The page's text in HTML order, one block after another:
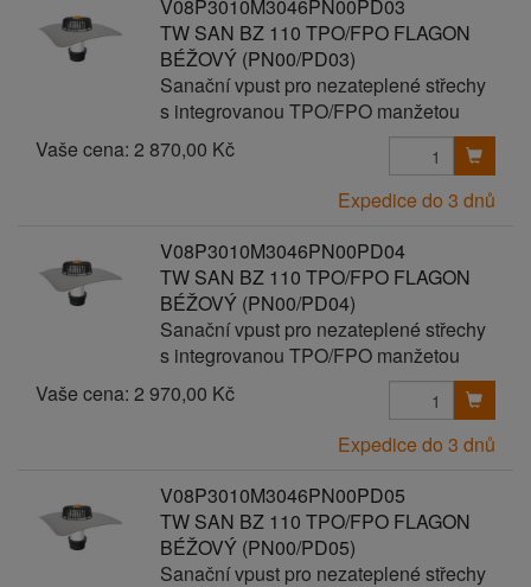
V08P3010M3046PN00PD03
TW SAN BZ 110 TPO/FPO FLAGON
BÉŽOVÝ (PN00/PD03)
Sanační vpust pro nezateplené střechy
s integrovanou TPO/FPO manžetou
Vaše cena: 2 870,00 Kč
Expedice do 3 dnů
V08P3010M3046PN00PD04
TW SAN BZ 110 TPO/FPO FLAGON
BÉŽOVÝ (PN00/PD04)
Sanační vpust pro nezateplené střechy
s integrovanou TPO/FPO manžetou
Vaše cena: 2 970,00 Kč
Expedice do 3 dnů
V08P3010M3046PN00PD05
TW SAN BZ 110 TPO/FPO FLAGON
BÉŽOVÝ (PN00/PD05)
Sanační vpust pro nezateplené střechy